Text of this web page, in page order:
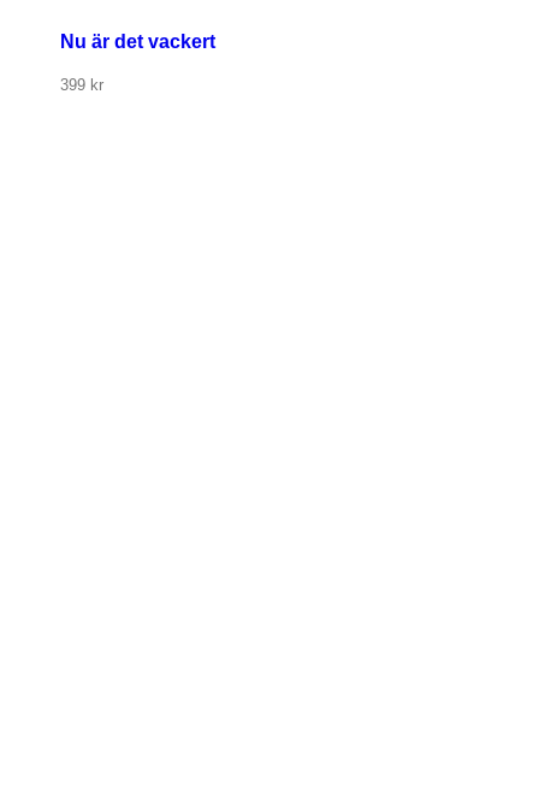
Nu är det vackert
399 kr